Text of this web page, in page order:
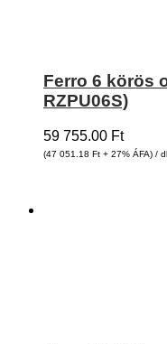
Ferro 6 körös
RZPU06S)
59 755.00 Ft
(47 051.18 Ft + 27% ÁFA) /